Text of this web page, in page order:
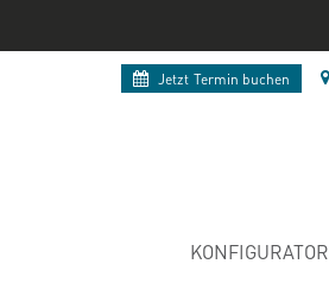
Jetzt Termin buchen
KONFIGURATOR